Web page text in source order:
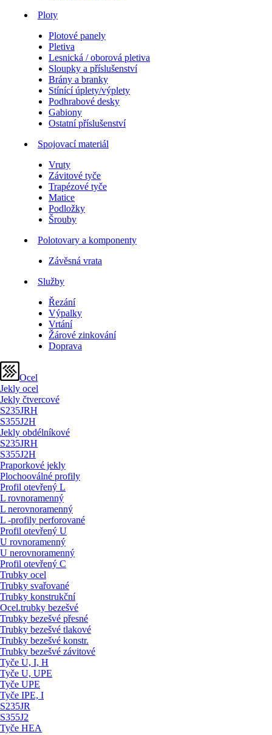
Ploty
Plotové panely
Pletiva
Lesnická / oborová pletiva
Sloupky a příslušenství
Brány a branky
Stínící úplety/výplety
Podhrabové desky
Gabiony
Ostatní příslušenství
Spojovací materiál
Vruty
Závitové tyče
Trapézové tyče
Matice
Podložky
Šrouby
Polotovary a komponenty
Závěsná vrata
Služby
Řezání
Výpalky
Vrtání
Žárové zinkování
Doprava
Ocel
Jekly ocel
Jekly čtvercové
S235JRH
S355J2H
Jekly obdélníkové
S235JRH
S355J2H
Praporkové jekly
Plochooválné profily
Profil otevřený L
L rovnoramenný
L nerovnoramenný
L -profily perforované
Profil otevřený U
U rovnoramenný
U nerovnoramenný
Profil otevřený C
Trubky ocel
Trubky svařované
Trubky konstrukční
Ocel.trubky bezešvé
Trubky bezešvé přesné
Trubky bezešvé tlakové
Trubky bezešvé konstr.
Trubky bezešvé závitové
Tyče U, I, H
Tyče U, UPE
Tyče UPE
Tyče IPE, I
S235JR
S355J2
Tyče HEA